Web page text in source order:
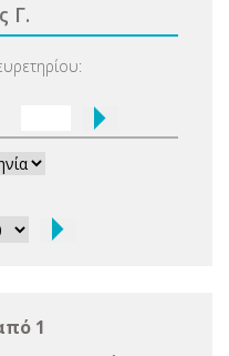
Γ.
1